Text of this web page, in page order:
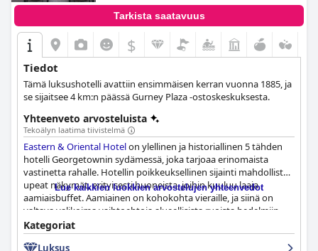
Tarkista saatavuus
$
Tiedot
Tämä luksushotelli avattiin ensimmäisen kerran vuonna 1885, ja
se sijaitsee 4 km:n päässä Gurney Plaza -ostoskeskuksesta.
Yhteenveto arvosteluista
Tekoälyn laatima tiivistelmä
Eastern & Oriental Hotelon ylellinen ja historiallinen 5 tähden
hotelli Georgetownin sydämessä, joka tarjoaa erinomaista
vastinetta rahalle. Hotellin poikkeuksellinen sijainti mahdollistaa
upeat näkymät, erityisesti huoneista, joihin kuuluu laaja
aamiaisbuffet. Aamiainen on kohokohta vieraille, ja siinä on
valtava valikoima vaihtoehtoja alueellisista ruoista hedelmiin,
muroihin ja leivonnaisiin. Hotellissa on mukavat, tilavat ja hyvin
hoidetut huoneet, joissa on siirtomaatyylinen sisustus ja upeat
Lue kaikkien luokkien arvostelujen yhteenvedot
Kategoriat
Luksus